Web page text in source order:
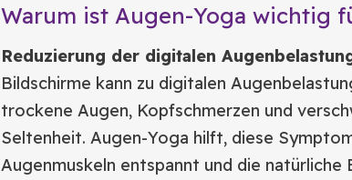
Warum ist Augen-Yoga wichtig
Reduzierung der digitalen
Bildschirme kann zu digitalen
trockene Augen, Kopfschmerzen und
Seltenheit. Augen-Yoga hilft, diese
Augenmuskeln entspannt und die